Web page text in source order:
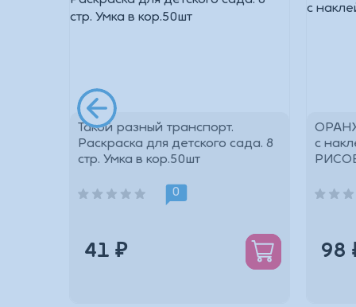
*
Такой разный транспорт.
Раскраска для детского сада. 8
стр. Умка в кор.50шт
0
41 ₽
с
98